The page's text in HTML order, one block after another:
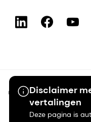
Disclaimer
vertalingen
Deze pagina is
©2026 dsm-
Privacyverklaring